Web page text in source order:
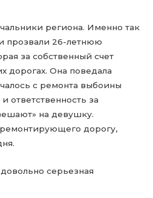
региона. Именно так
прозвали 26-летнюю
за собственный счет
дорогах. Она поведала
с ремонта выбоины
ответственность за
на девушку.
дорогу,
серьезная